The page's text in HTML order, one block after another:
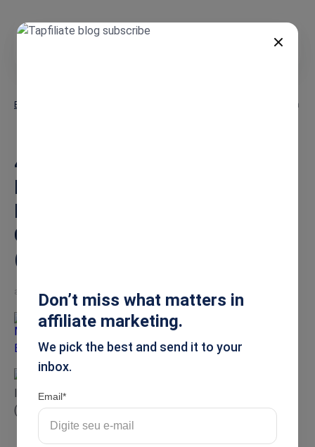
Blog
45 Principais Perguntas para Entrevistas com Influenciadores para
45 Principais Perguntas para
Entrevistas com
Influenciadores para
Colaborações de Alto Retorno
(2026)
abr 30, 2026
Mariam Elmiesiry
Don’t miss what matters in
affiliate marketing.
We pick the best and send it to your
inbox.
Email